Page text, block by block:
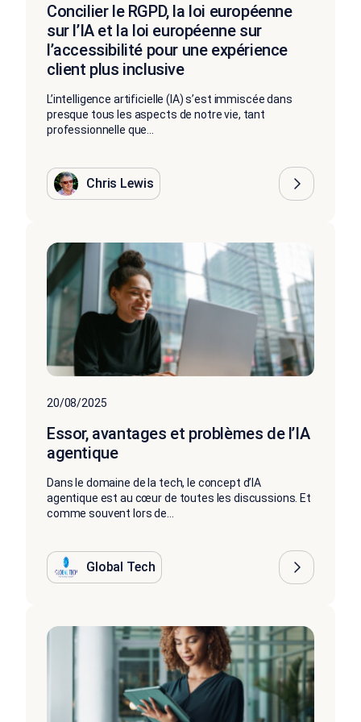
Concilier le RGPD, la loi européenne
sur l’IA et la loi européenne sur
l’accessibilité pour une expérience
client plus inclusive
L’intelligence artificielle (IA) s’est immiscée dans
presque tous les aspects de notre vie, tant
professionnelle que...
Chris Lewis
20/08/2025
Essor, avantages et problèmes de l’IA
agentique
Dans le domaine de la tech, le concept d’IA
agentique est au cœur de toutes les discussions. Et
comme souvent lors de...
Global Tech